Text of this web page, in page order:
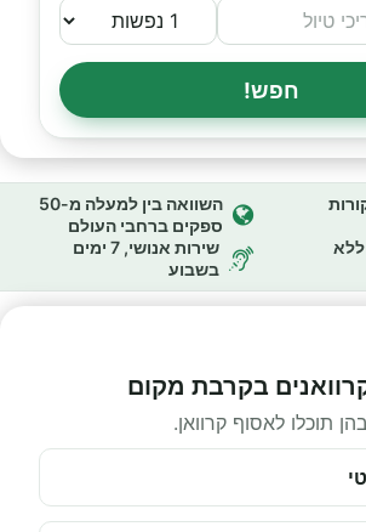
חפש!
ביקורות
השוואה בין למעלה מ-50
ספקים ברחבי העולם
ללא
שירות אנושי, 7 ימים
בשבוע
בקרבת מקום
תוכלו לאסוף קרוואן.